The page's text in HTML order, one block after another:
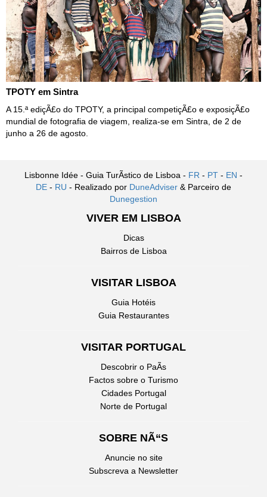
TPOTY em Sintra
A 15.ª ediçÃ£o do TPOTY, a principal competiçÃ£o e exposiçÃ£o
mundial de fotografia de viagem, realiza-se em Sintra, de 2 de
junho a 26 de agosto.
Lisbonne Idée - Guia TurÃ­stico de Lisboa - FR - PT - EN -
DE - RU - Realizado por DuneAdviser & Parceiro de
Dunegestion
VIVER EM LISBOA
Dicas
Bairros de Lisboa
VISITAR LISBOA
Guia Hotéis
Guia Restaurantes
VISITAR PORTUGAL
Descobrir o PaÃ­s
Factos sobre o Turismo
Cidades Portugal
Norte de Portugal
SOBRE NÃ“S
Anuncie no site
Subscreva a Newsletter